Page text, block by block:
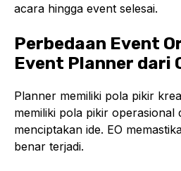
acara hingga event selesai.
Perbedaan Event
Event Planner dari
Planner memiliki pola pikir
memiliki pola pikir operasional
menciptakan ide. EO
benar terjadi.